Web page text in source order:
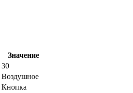
Значение
30
Воздушное
Кнопка